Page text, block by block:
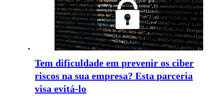
Tem dificuldade em prevenir os ciber
riscos na sua empresa? Esta parceria
visa evitá-lo